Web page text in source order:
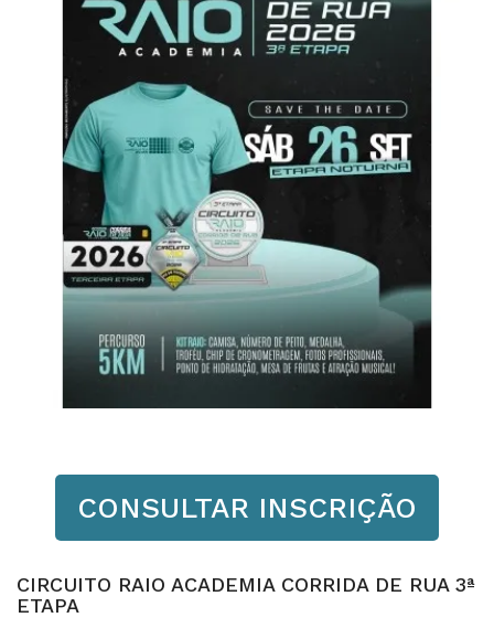
CONSULTAR INSCRIÇÃO
CIRCUITO RAIO ACADEMIA CORRIDA DE RUA 3ª
ETAPA